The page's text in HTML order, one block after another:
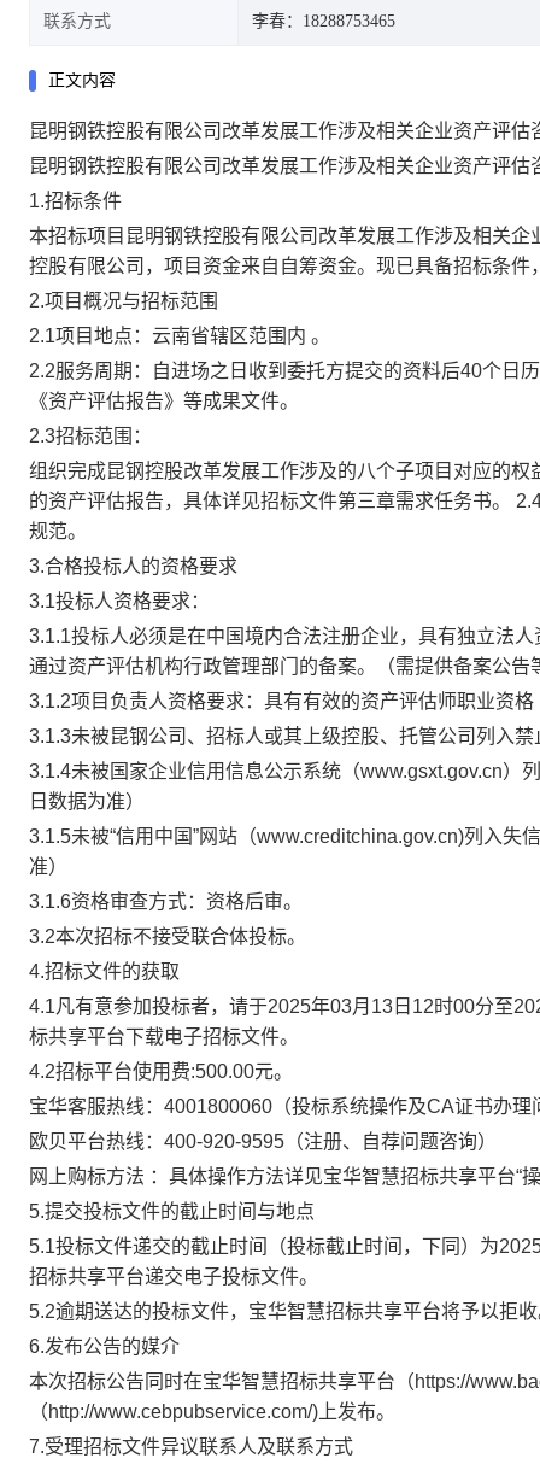
联系方式 李春：18288753465
正文内容
昆明钢铁控股有限公司改革发展工作涉及相关企业资产评估
昆明钢铁控股有限公司改革发展工作涉及相关企业资产评估
1.招标条件
本招标项目 昆明钢铁控股有限公司改革发展工作涉及相关
控股有限公司 ，项目资金来自 自筹资金。现已具备招标条件
2.项目概况与招标范围
2.1项目地点： 云南省辖区范围内 。
2.2服务周期：
自进场之日收到委托方提交的资料后40个日
《资产评估报告》等成果文件。
2.3招标范围：
组织完成昆钢控股改革发展工作涉及的八个子项目对应的
的资产评估报告，具体详见招标文件第三章需求任务书。
规范。
3.合格投标人的资格要求
3.1投标人资格要求：
3.1.1投标人必须是在中国境内合法注册企业，具有独立法
通过资产评估机构行政管理部门的备案。（需提供备案公告
3.1.2项目负责人资格要求：具有有效的资产评估师职业资
3.1.3未被昆钢公司、招标人或其上级控股、托管公司列入禁
3.1.4未被国家企业信用信息公示系统（www.gsxt.gov.cn）
日数据为准）
3.1.5未被“信用中国”网站（www.creditchina.gov.cn)列入
准）
3.1.6资格审查方式：资格后审。
3.2本次招标不接受联合体投标。
4.招标文件的获取
4.1凡有意参加投标者，请于2025年03月13日12时00分至
标共享平台下载电子招标文件。
4.2招标平台使用费:500.00元。
宝华客服热线： 4001800060（投标系统操作及CA证书办理
欧贝平台热线： 400-920-9595（注册、自荐问题咨询）
网上购标方法 ：具体操作方法详见宝华智慧招标共享平台“
5.提交投标文件的截止时间与地点
5.1投标文件递交的截止时间（投标截止时间，下同）为
招标共享平台递交电子投标文件。
5.2逾期送达的投标文件，宝华智慧招标共享平台将予以拒
6.发布公告的媒介
本次招标公告同时在宝华智慧招标共享平台（https://
（http://www.cebpubservice.com/)上发布。
7.受理招标文件异议联系人及联系方式